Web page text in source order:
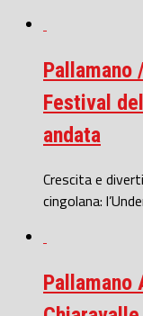
Festival
andata
Crescita e
cingolana:
Pallamano